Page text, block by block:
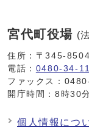
宮代町役場 (
住所：〒345-
電話： 0480-34-
ファックス：
開庁時間：8時30
個人情報につ